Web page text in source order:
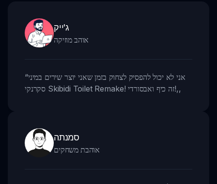
ג'ייק
אוהב מוזיקה
“אני לא יכול להפסיק לצחוק בזמן שאני יוצר שירים במיני
סקרנקי Skibidi Toilet Remake! זה כיף ואבסורדי!,,
סמנתה
אוהבת משחקים